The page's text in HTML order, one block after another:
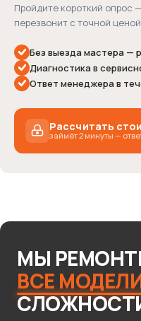
Пройдите короткий опрос
перезвонит с точной
Без выезда мастера —
Диагностика в
Ответ менеджера в
Рассчитать
займёт 2 минуты —
Какую технику
Выберите подходящий вариант
Минитрактор / Райдер
МЫ
ВСЕ